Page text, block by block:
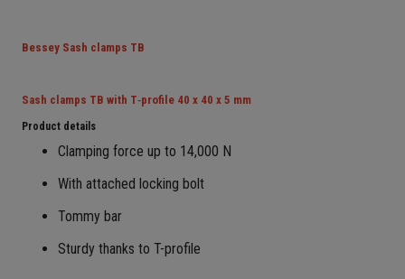
Bessey Sash clamps TB
Sash clamps TB with T‑profile 40 x 40 x 5 mm
Product details
Clamping force up to 14,000 N
With attached locking bolt
Tommy bar
Sturdy thanks to T-profile